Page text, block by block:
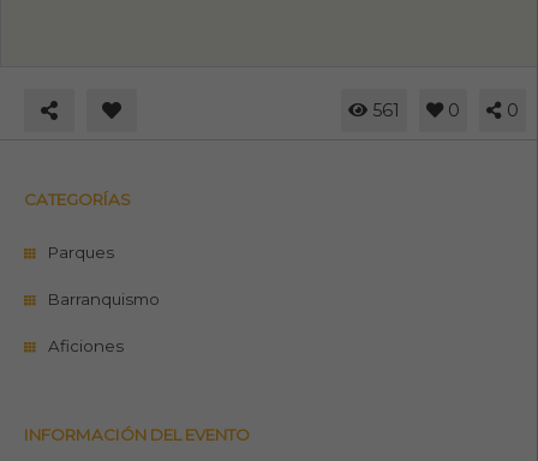
561 0 0
CATEGORÍAS
Parques
Barranquismo
Aficiones
INFORMACIÓN DEL EVENTO